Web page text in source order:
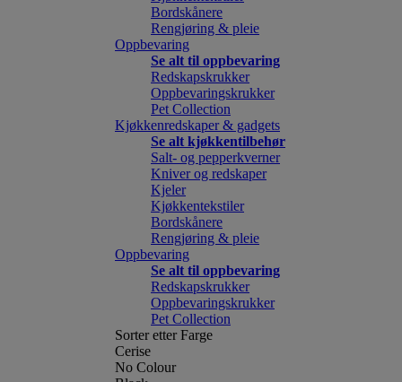
Bordskånere
Rengjøring & pleie
Oppbevaring
Se alt til oppbevaring
Redskapskrukker
Oppbevaringskrukker
Pet Collection
Kjøkkenredskaper & gadgets
Se alt kjøkkentilbehør
Salt- og pepperkverner
Kniver og redskaper
Kjeler
Kjøkkentekstiler
Bordskånere
Rengjøring & pleie
Oppbevaring
Se alt til oppbevaring
Redskapskrukker
Oppbevaringskrukker
Pet Collection
Sorter etter Farge
Cerise
No Colour